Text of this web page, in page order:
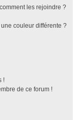
les rejoindre ?
couleur différente ?
!
de ce forum !